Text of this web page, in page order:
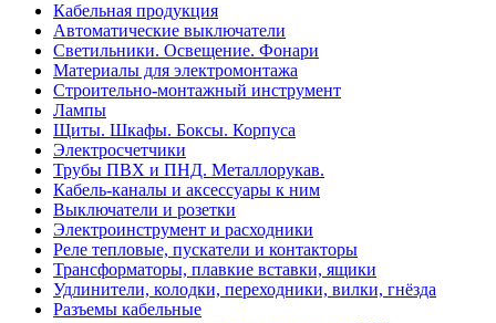
Кабельная продукция
Автоматические выключатели
Светильники. Освещение. Фонари
Материалы для электромонтажа
Строительно-монтажный инструмент
Лампы
Щиты. Шкафы. Боксы. Корпуса
Электросчетчики
Трубы ПВХ и ПНД. Металлорукав.
Кабель-каналы и аксессуары к ним
Выключатели и розетки
Электроинструмент и расходники
Реле тепловые, пускатели и контакторы
Трансформаторы, плавкие вставки, ящики
Удлинители, колодки, переходники, вилки, гнёзда
Разъемы кабельные